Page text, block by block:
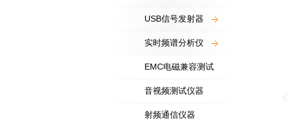
USB信号发射器
实时频谱分析仪
EMC电磁兼容测试
音视频测试仪器
射频通信仪器